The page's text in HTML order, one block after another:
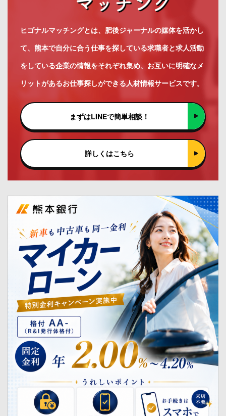
ヒゴナルマッチングとは、肥後ジャーナルの媒体を活かし
て、熊本で自分に合う仕事を探している求職者と求人活動
をしている企業の情報をそれぞれ集め、お互いに明確なメ
リットがあるお仕事探しができる人材情報サービスです。
まずはLINEで簡単相談！
詳しくはこちら